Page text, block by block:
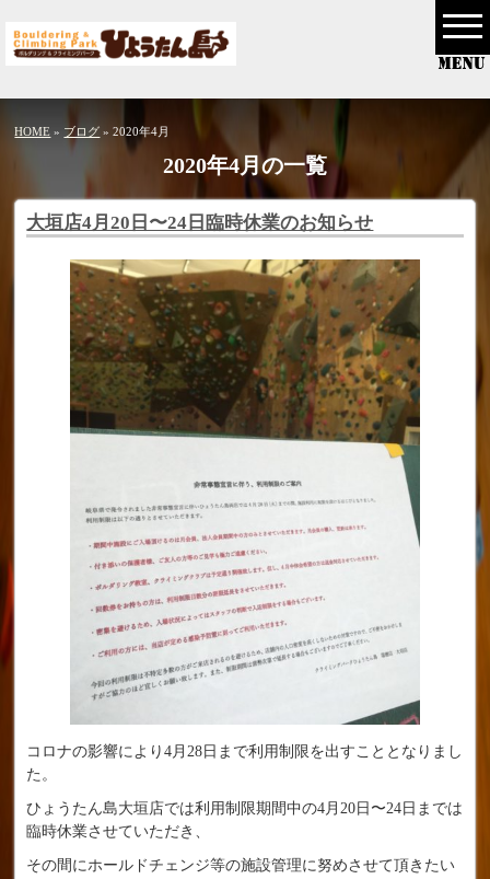
HOME » ブログ » 2020年4月
2020年4月の一覧
大垣店4月20日〜24日臨時休業のお知らせ
コロナの影響により4月28日まで利用制限を出すこととなりまし
た。
ひょうたん島大垣店では利用制限期間中の4月20日〜24日までは
臨時休業させていただき、
その間にホールドチェンジ等の施設管理に努めさせて頂きたい